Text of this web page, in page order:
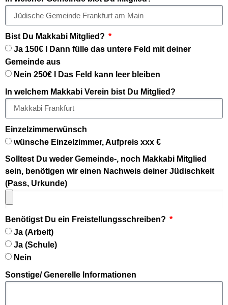
Bist Du Makkabi Mitglied?
Ja 150€ I Dann fülle das untere Feld mit deiner
Gemeinde aus
Nein 250€ I Das Feld kann leer bleiben
In welchem Makkabi Verein bist Du Mitglied?
Einzelzimmerwünsch
wünsche Einzelzimmer, Aufpreis xxx €
Solltest Du weder Gemeinde-, noch Makkabi Mitglied
sein, benötigen wir einen Nachweis deiner Jüdischkeit
(Pass, Urkunde)
Benötigst Du ein Freistellungsschreiben?
Ja (Arbeit)
Ja (Schule)
Nein
Sonstige/ Generelle Informationen